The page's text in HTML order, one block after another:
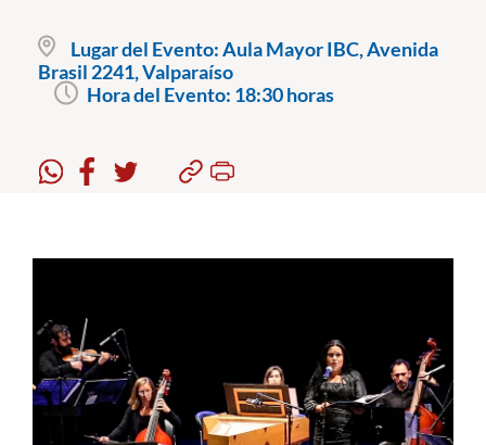
Pregrado
Postgrado
Estudiantes
English
Lugar del Evento:Aula Mayor IBC, Avenida
Brasil 2241, Valparaíso
Hora del Evento: 18:30 horas